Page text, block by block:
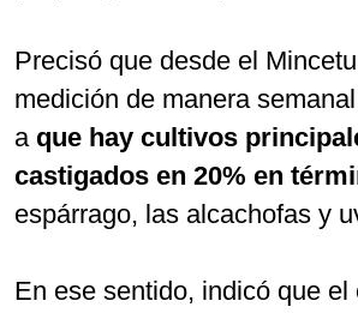
Precisó que desde el
medición de manera
a que hay cultivos
castigados en 20% en
espárrago, las alcachofas y
En ese sentido, indicó que